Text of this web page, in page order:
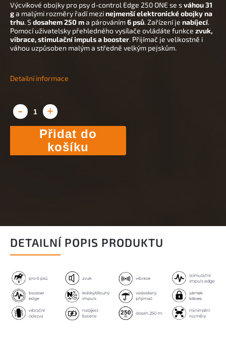
Přidat do
košíku
Výcvikové obojky pro psy d-control Edge 250 ONE se sváhou 31
ga malými rozměry řadí mezinejmenší elektronické obojky na
trhu. Sdosahem 250 ma párováním6 psů. Zařízení je nabíjecí.
Pomocí uživatelsky přehledného vysílače ovládáte funkce zvuk,
vibrace, stimulační impuls a booster. Přijímač je velikostně i
váhou uzpůsoben malým a středně velkým pejskům.
Detailní informace
DETAILNÍ POPIS PRODUKTU